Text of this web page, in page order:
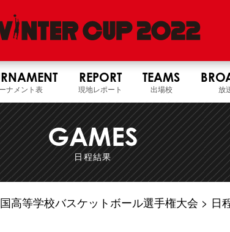
ナメント表
REPORT
現地レポート
TEAMS
出場校 放
GAMES
日程結果
高等学校バスケットボール選手権大会 日